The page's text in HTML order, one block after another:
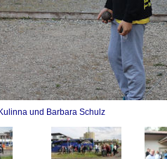
und Barbara Schulz